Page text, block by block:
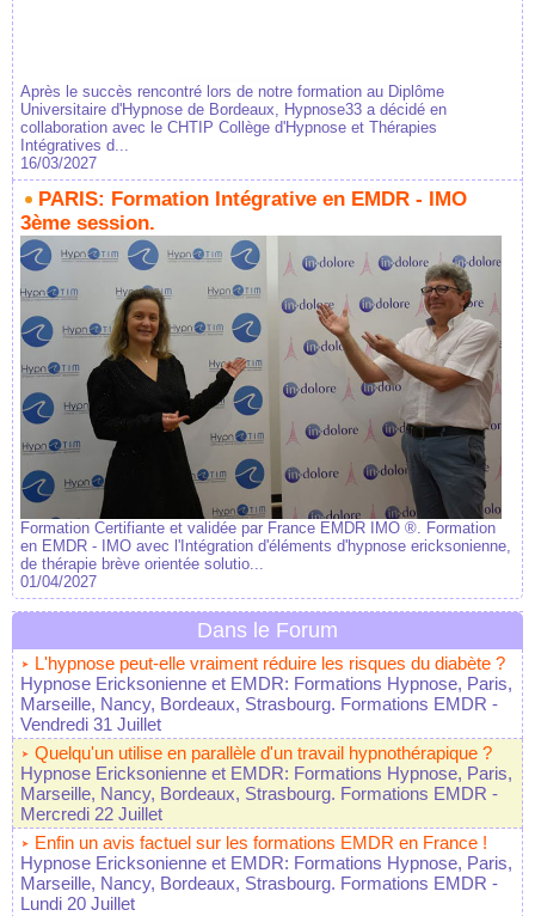
Après le succès rencontré lors de notre formation au Diplôme
Universitaire d'Hypnose de Bordeaux, Hypnose33 a décidé en
collaboration avec le CHTIP Collège d'Hypnose et Thérapies
Intégratives d...
16/03/2027
PARIS: Formation Intégrative en EMDR - IMO
3ème session.
Formation Certifiante et validée par France EMDR IMO ®. Formation
en EMDR - IMO avec l'Intégration d'éléments d'hypnose ericksonienne,
de thérapie brève orientée solutio...
01/04/2027
Dans le Forum
L'hypnose peut-elle vraiment réduire les risques du diabète ?
Hypnose Ericksonienne et EMDR: Formations Hypnose, Paris,
Marseille, Nancy, Bordeaux, Strasbourg. Formations EMDR -
Vendredi 31 Juillet
Quelqu'un utilise en parallèle d'un travail hypnothérapique ?
Hypnose Ericksonienne et EMDR: Formations Hypnose, Paris,
Marseille, Nancy, Bordeaux, Strasbourg. Formations EMDR -
Mercredi 22 Juillet
Enfin un avis factuel sur les formations EMDR en France !
Hypnose Ericksonienne et EMDR: Formations Hypnose, Paris,
Marseille, Nancy, Bordeaux, Strasbourg. Formations EMDR -
Lundi 20 Juillet